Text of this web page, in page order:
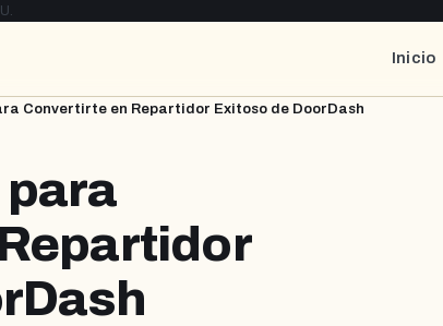
Inicio
Convertirte en Repartidor Exitoso de DoorDash
para